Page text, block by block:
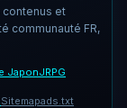
contenus et
communauté FR,
JaponJRPG
Sitemapads.txt